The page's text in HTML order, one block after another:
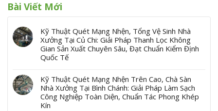
Bài Viết Mới
Kỹ Thuật Quét Mạng Nhện, Tổng Vệ Sinh Nhà
Xưởng Tại Củ Chi: Giải Pháp Thanh Lọc Không
Gian Sản Xuất Chuyên Sâu, Đạt Chuẩn Kiểm Định
Quốc Tế
Kỹ Thuật Quét Mạng Nhện Trên Cao, Chà Sàn
Nhà Xưởng Tại Bình Chánh: Giải Pháp Làm Sạch
Công Nghiệp Toàn Diện, Chuẩn Tác Phong Khép
Kín